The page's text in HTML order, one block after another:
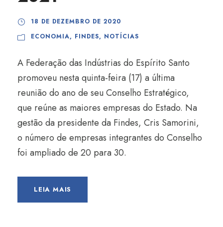
18 DE DEZEMBRO DE 2020
ECONOMIA, FINDES, NOTÍCIAS
A Federação das Indústrias do Espírito Santo
promoveu nesta quinta-feira (17) a última
reunião do ano de seu Conselho Estratégico,
que reúne as maiores empresas do Estado. Na
gestão da presidente da Findes, Cris Samorini,
o número de empresas integrantes do Conselho
foi ampliado de 20 para 30.
LEIA MAIS